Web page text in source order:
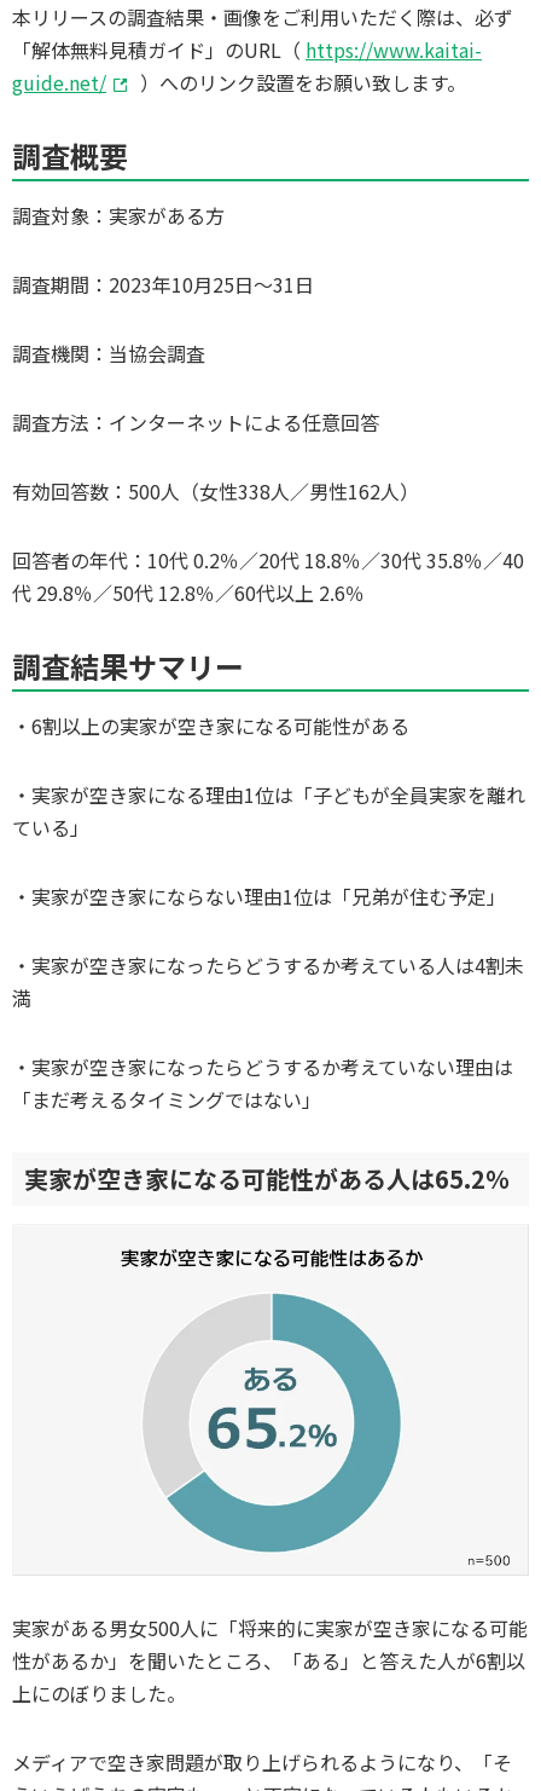
本リリースの調査結果・画像をご利用いただく際は、必ず
「解体無料見積ガイド」のURL（ https://www.kaitai-
guide.net/
）へのリンク設置をお願い致します。
調査概要
調査対象：実家がある方
調査期間：2023年10月25日～31日
調査機関：当協会調査
調査方法：インターネットによる任意回答
有効回答数：500人（女性338人／男性162人）
回答者の年代：10代 0.2％／20代 18.8％／30代 35.8％／40
代 29.8％／50代 12.8％／60代以上 2.6％
調査結果サマリー
・6割以上の実家が空き家になる可能性がある
・実家が空き家になる理由1位は「子どもが全員実家を離れ
ている」
・実家が空き家にならない理由1位は「兄弟が住む予定」
・実家が空き家になったらどうするか考えている人は4割未
満
・実家が空き家になったらどうするか考えていない理由は
「まだ考えるタイミングではない」
実家が空き家になる可能性がある人は65.2％
実家がある男女500人に「将来的に実家が空き家になる可能
性があるか」を聞いたところ、「ある」と答えた人が6割以
上にのぼりました。
メディアで空き家問題が取り上げられるようになり、「そ